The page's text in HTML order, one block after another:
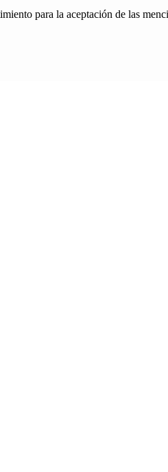
para la aceptación de las